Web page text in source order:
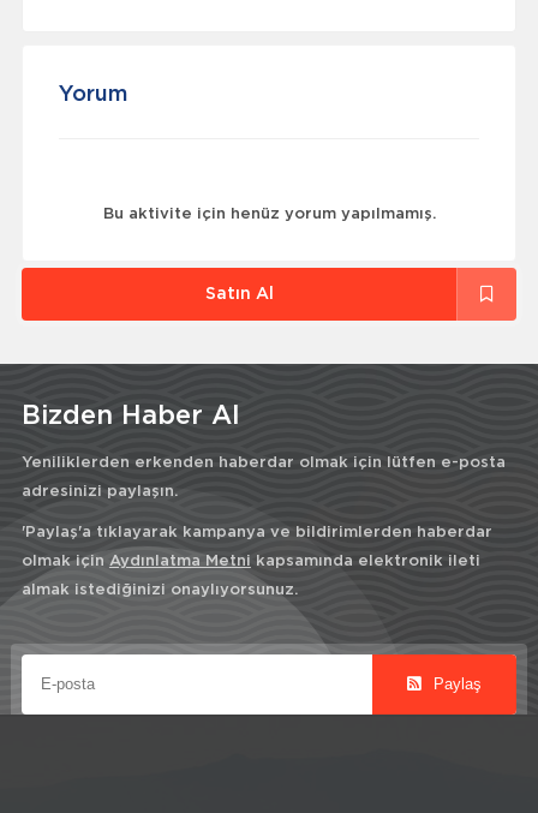
Yorum
Bu aktivite için henüz yorum yapılmamış.
Satın Al
Bizden Haber Al
Yeniliklerden erkenden haberdar olmak için lütfen e-posta
adresinizi paylaşın.
'Paylaş'a tıklayarak kampanya ve bildirimlerden haberdar
olmak için Aydınlatma Metni kapsamında elektronik ileti
almak istediğinizi onaylıyorsunuz.
Paylaş